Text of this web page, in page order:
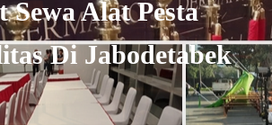
Sewa Alat Pesta
Di Jabodetabek